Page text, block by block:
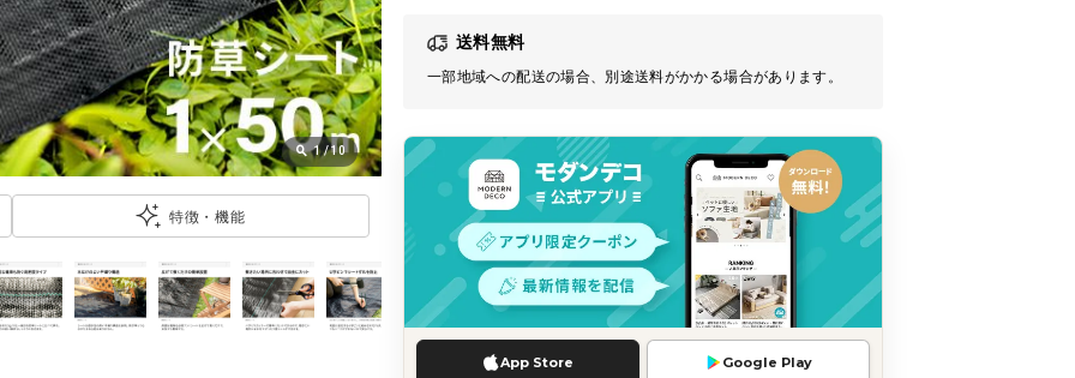
送料無料
一部地域への配送の場合、別途送料がかかる場合があります。
App Store Google Play
1/10
特徴・機能